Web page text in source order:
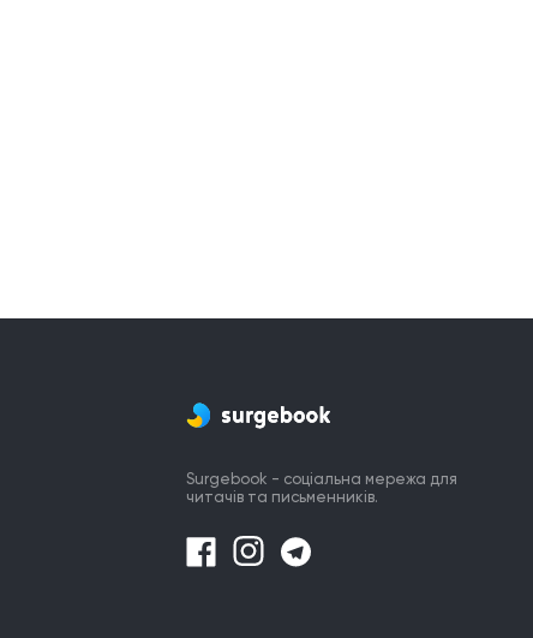
Surgebook - соціальна мережа для
читачів та письменників.